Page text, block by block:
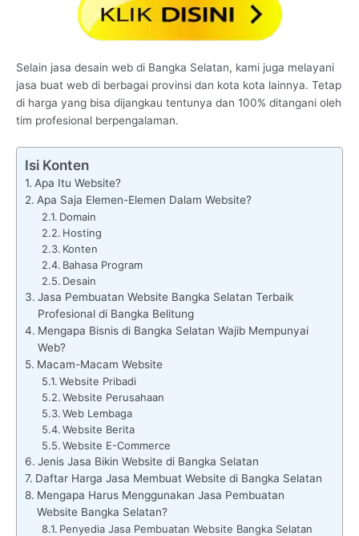
Selain jasa desain web di Bangka Selatan, kami juga melayani
jasa buat web di berbagai provinsi dan kota kota lainnya. Tetap
di harga yang bisa dijangkau tentunya dan 100% ditangani oleh
tim profesional berpengalaman.
Isi Konten
Apa Itu Website?
Apa Saja Elemen-Elemen Dalam Website?
Domain
Hosting
Konten
Bahasa Program
Desain
Jasa Pembuatan Website Bangka Selatan Terbaik
Profesional di Bangka Belitung
Mengapa Bisnis di Bangka Selatan Wajib Mempunyai
Web?
Macam-Macam Website
Website Pribadi
Website Perusahaan
Web Lembaga
Website Berita
Website E-Commerce
Jenis Jasa Bikin Website di Bangka Selatan
Daftar Harga Jasa Membuat Website di Bangka Selatan
Mengapa Harus Menggunakan Jasa Pembuatan
Website Bangka Selatan?
Penyedia Jasa Pembuatan Website Bangka Selatan